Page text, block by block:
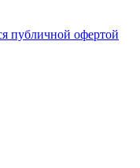
публичной офертой